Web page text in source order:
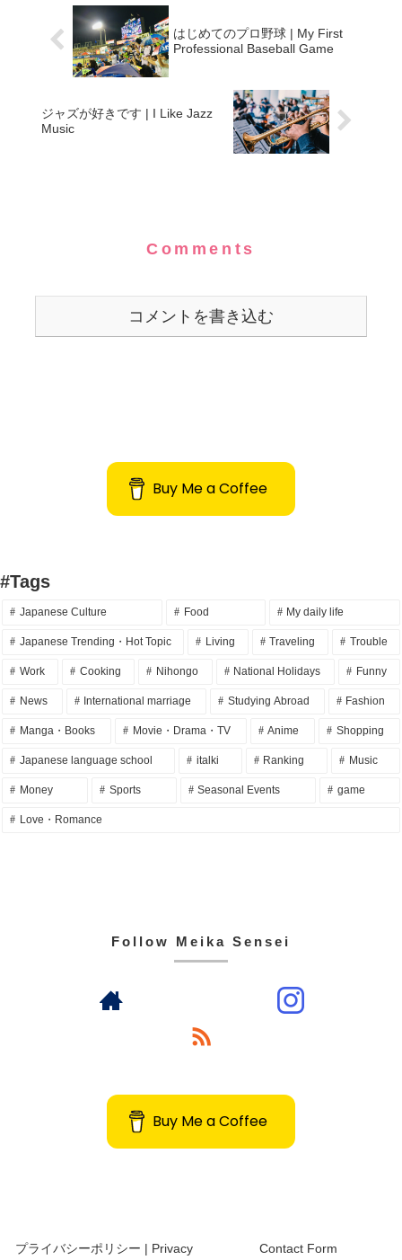
はじめてのプロ野球 | My First
Professional Baseball Game
ジャズが好きです | I Like Jazz
Music
Comments
コメントを書き込む
Buy Me a Coffee
#Tags
Japanese Culture Food My daily life
Japanese Trending・Hot Topic Living Traveling Trouble
Work Cooking Nihongo National Holidays Funny
News International marriage Studying Abroad Fashion
Manga・Books Movie・Drama・TV Anime Shopping
Japanese language school italki Ranking Music
Money Sports Seasonal Events game
Love・Romance
Follow Meika Sensei
Buy Me a Coffee
プライバシーポリシー | Privacy Contact Form